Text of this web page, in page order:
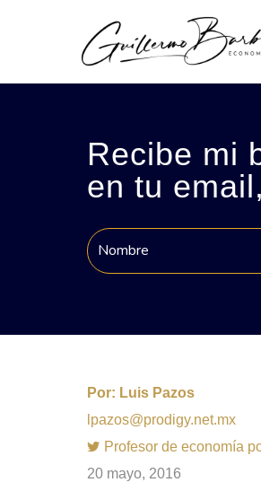
Recibe mi
en tu email,
Por: Luis Pazos
lpazos@prodigy.net.mx
Profesor de economía
20 mayo, 2016